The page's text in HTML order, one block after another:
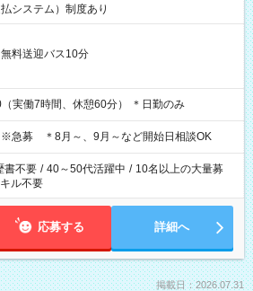
システム）制度あり
料送迎バス10分
実働7時間、休憩60分） ＊日勤のみ
急募 ＊8月～、9月～など開始日相談OK
書不要 / 40～50代活躍中 / 10名以上の大量募
ル不要
応募する 詳細へ
掲載日：2026.07.31